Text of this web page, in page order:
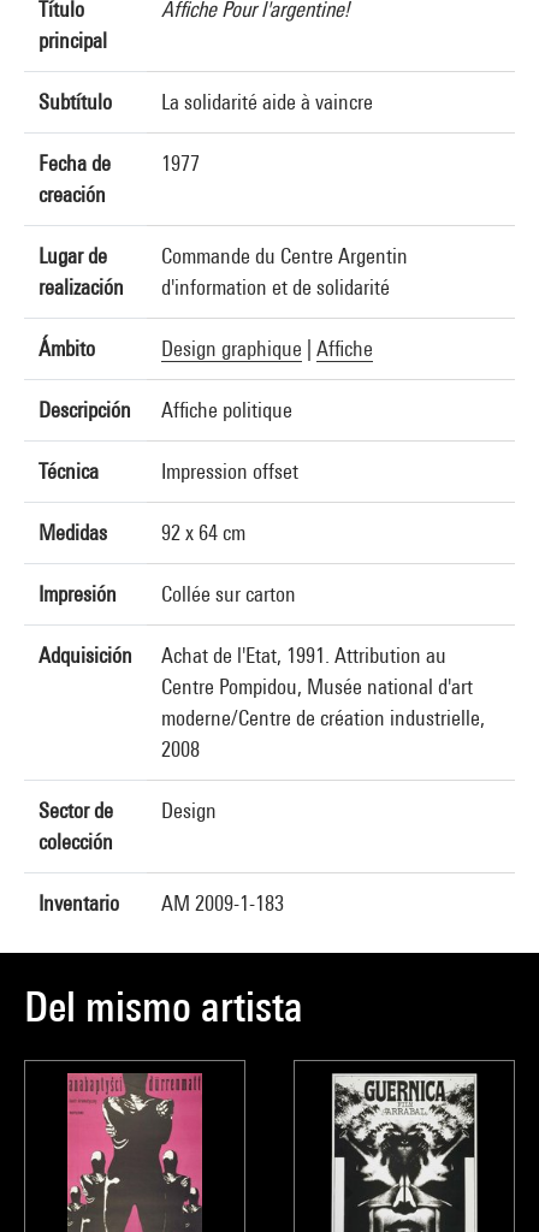
Título
principal
Affiche Pour l'argentine!
Subtítulo La solidarité aide à vaincre
Fecha de
creación
1977
Lugar de
realización
Commande du Centre Argentin
d'information et de solidarité
Ámbito Design graphique Affiche
Descripción Affiche politique
Técnica Impression offset
Medidas 92 x 64 cm
Impresión Collée sur carton
Adquisición
Achat de l'Etat, 1991. Attribution au
Centre Pompidou, Musée national d'art
moderne/Centre de création industrielle,
2008
Sector de
colección
Design
Inventario AM 2009-1-183
Del mismo artista